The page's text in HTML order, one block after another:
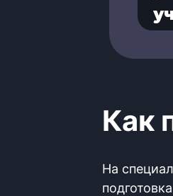
Как
На